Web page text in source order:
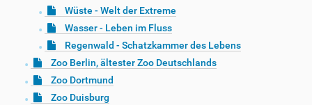
Wüste - Welt der Extreme
Wasser - Leben im Fluss
Regenwald - Schatzkammer des Lebens
Zoo Berlin, ältester Zoo Deutschlands
Zoo Dortmund
Zoo Duisburg